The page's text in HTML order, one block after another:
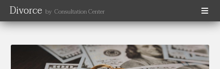
Divorce by Consultation Center